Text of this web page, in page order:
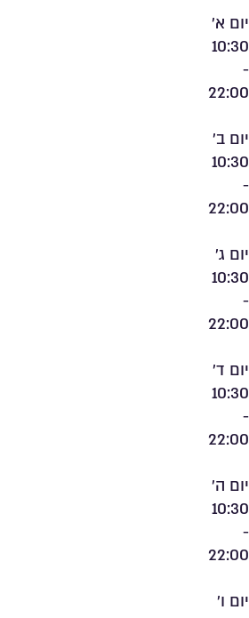
יום א'
10:30
-
22:00
יום ב'
10:30
-
22:00
יום ג'
10:30
-
22:00
יום ד'
10:30
-
22:00
יום ה'
10:30
-
22:00
יום ו'